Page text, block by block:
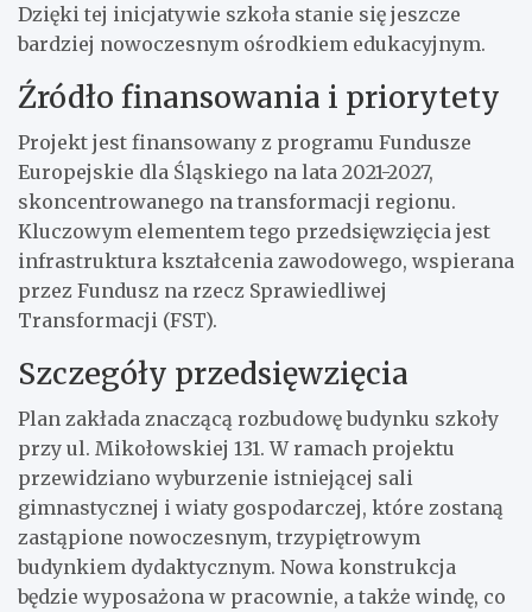
Dzięki tej inicjatywie szkoła stanie się jeszcze
bardziej nowoczesnym ośrodkiem edukacyjnym.
Źródło finansowania i priorytety
Projekt jest finansowany z programu Fundusze
Europejskie dla Śląskiego na lata 2021-2027,
skoncentrowanego na transformacji regionu.
Kluczowym elementem tego przedsięwzięcia jest
infrastruktura kształcenia zawodowego, wspierana
przez Fundusz na rzecz Sprawiedliwej
Transformacji (FST).
Szczegóły przedsięwzięcia
Plan zakłada znaczącą rozbudowę budynku szkoły
przy ul. Mikołowskiej 131. W ramach projektu
przewidziano wyburzenie istniejącej sali
gimnastycznej i wiaty gospodarczej, które zostaną
zastąpione nowoczesnym, trzypiętrowym
budynkiem dydaktycznym. Nowa konstrukcja
będzie wyposażona w pracownie, a także windę, co